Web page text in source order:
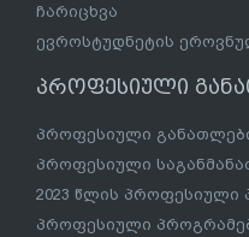
ჩარიცხვა
ევროსტუდნეტის
პროფესიული
პროფესიული
პროფესიული
2023 წლის პროფესიული
პროფესიული